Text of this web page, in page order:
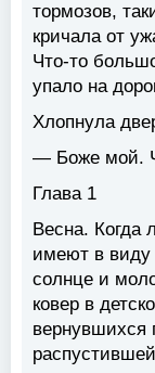
тормозов,
кричала от
Что-то
упало на
Хлопнула
— Боже мой.
Глава 1
Весна. Когда
имеют в виду
солнце и
ковер в
вернувшихся